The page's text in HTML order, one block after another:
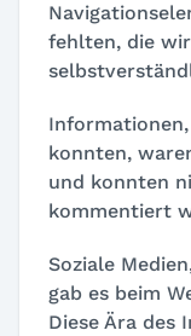
fehlten, die
konnten,
und konnten
kommentiert
Soziale
gab es beim
Diese Ära des